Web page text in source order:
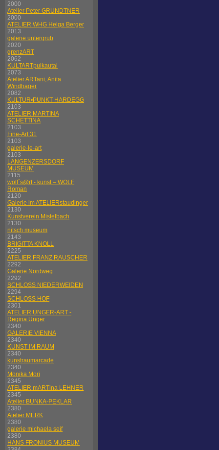
2000
Atelier Peter GRUNDTNER
2000
ATELIER WHG Helga Berger
2013
galerie untergrub
2020
grenzART
2062
KULTARTpulkautal
2073
Atelier ARTani, Anita
Windhager
2082
KULTUR•PUNKT HARDEGG
2103
ATELIER MARTINA
SCHETTINA
2103
Fine-Art 31
2103
galerie-le-art
2103
LANGENZERSDORF
MUSEUM
2115
wolf´s@rt - kunst – WOLF
Roman
2120
Galerie im ATELIERstaudinger
2130
Kunstverein Mistelbach
2130
nitsch museum
2143
BRIGITTA KNOLL
2225
ATELIER FRANZ RAUSCHER
2292
Galerie Nordweg
2292
SCHLOSS NIEDERWEIDEN
2294
SCHLOSS HOF
2301
ATELIER UNGER-ART -
Regina Unger
2340
GALERIE VIENNA
2340
KUNST IM RAUM
2340
kunstraumarcade
2340
Monika Mori
2345
ATELIER mARTina LEHNER
2345
Atelier BUNKA-PEKLAR
2380
Atelier MERK
2380
galerie michaela seif
2380
HANS FRONIUS MUSEUM